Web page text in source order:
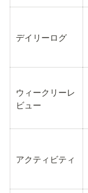
デイリーログ
ウィークリーレ
ビュー
アクティビティ